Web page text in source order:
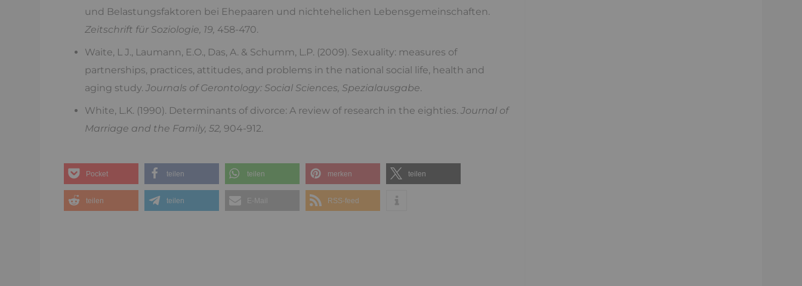
und Belastungsfaktoren bei Ehepaaren und nichtehelichen Lebensgemeinschaften.
Zeitschrift für Soziologie, 19, 458-470.
Waite, L J., Laumann, E.O., Das, A. & Schumm, L.P. (2009). Sexuality: measures of
partnerships, practices, attitudes, and problems in the national social life, health and
aging study. Journals of Gerontology: Social Sciences, Spezialausgabe.
White, L.K. (1990). Determinants of divorce: A review of research in the eighties. Journal of
Marriage and the Family, 52, 904-912.
Pocket teilen teilen merken teilen
teilen teilen E-Mail RSS-feed